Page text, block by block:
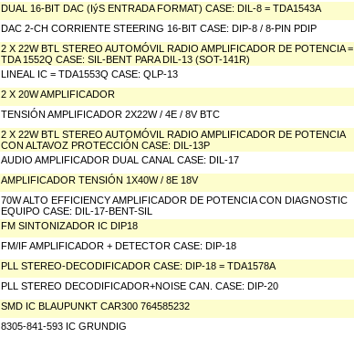
DUAL 16-BIT DAC (IýS ENTRADA FORMAT) CASE: DIL-8 = TDA1543A
DAC 2-CH CORRIENTE STEERING 16-BIT CASE: DIP-8 / 8-PIN PDIP
2 X 22W BTL STEREO AUTOMÓVIL RADIO AMPLIFICADOR DE POTENCIA =
TDA 1552Q CASE: SIL-BENT PARA DIL-13 (SOT-141R)
LINEAL IC = TDA1553Q CASE: QLP-13
2 X 20W AMPLIFICADOR
TENSIÓN AMPLIFICADOR 2X22W / 4E / 8V BTC
2 X 22W BTL STEREO AUTOMÓVIL RADIO AMPLIFICADOR DE POTENCIA
CON ALTAVOZ PROTECCIÓN CASE: DIL-13P
AUDIO AMPLIFICADOR DUAL CANAL CASE: DIL-17
AMPLIFICADOR TENSIÓN 1X40W / 8E 18V
70W ALTO EFFICIENCY AMPLIFICADOR DE POTENCIA CON DIAGNOSTIC
EQUIPO CASE: DIL-17-BENT-SIL
FM SINTONIZADOR IC DIP18
FM/IF AMPLIFICADOR + DETECTOR CASE: DIP-18
PLL STEREO-DECODIFICADOR CASE: DIP-18 = TDA1578A
PLL STEREO DECODIFICADOR+NOISE CAN. CASE: DIP-20
SMD IC BLAUPUNKT CAR300 764585232
8305-841-593 IC GRUNDIG